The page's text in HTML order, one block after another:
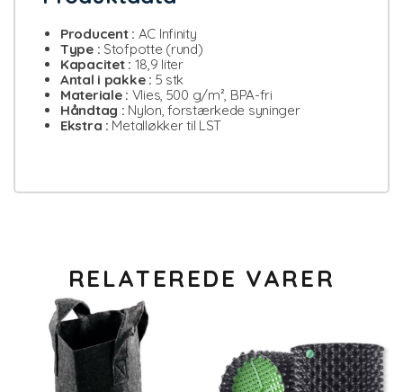
Producent : AC Infinity
Type : Stofpotte (rund)
Kapacitet : 18,9 liter
Antal i pakke : 5 stk
Materiale : Vlies, 500 g/m², BPA-fri
Håndtag : Nylon, forstærkede syninger
Ekstra : Metalløkker til LST
RELATEREDE VARER